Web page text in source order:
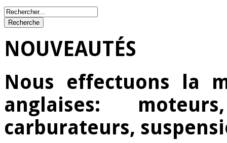
NOUVEAUTÉS
Nous effectuons la
anglaises:
carburateurs,